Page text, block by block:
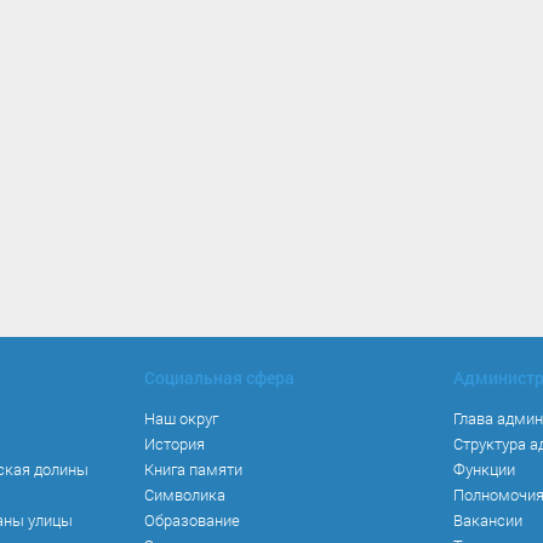
долины
улицы
Социальная сфера
Наш округ
История
Книга памяти
Символика
Образование
Глава
Структура
Функции
Полномочия
Вакансии